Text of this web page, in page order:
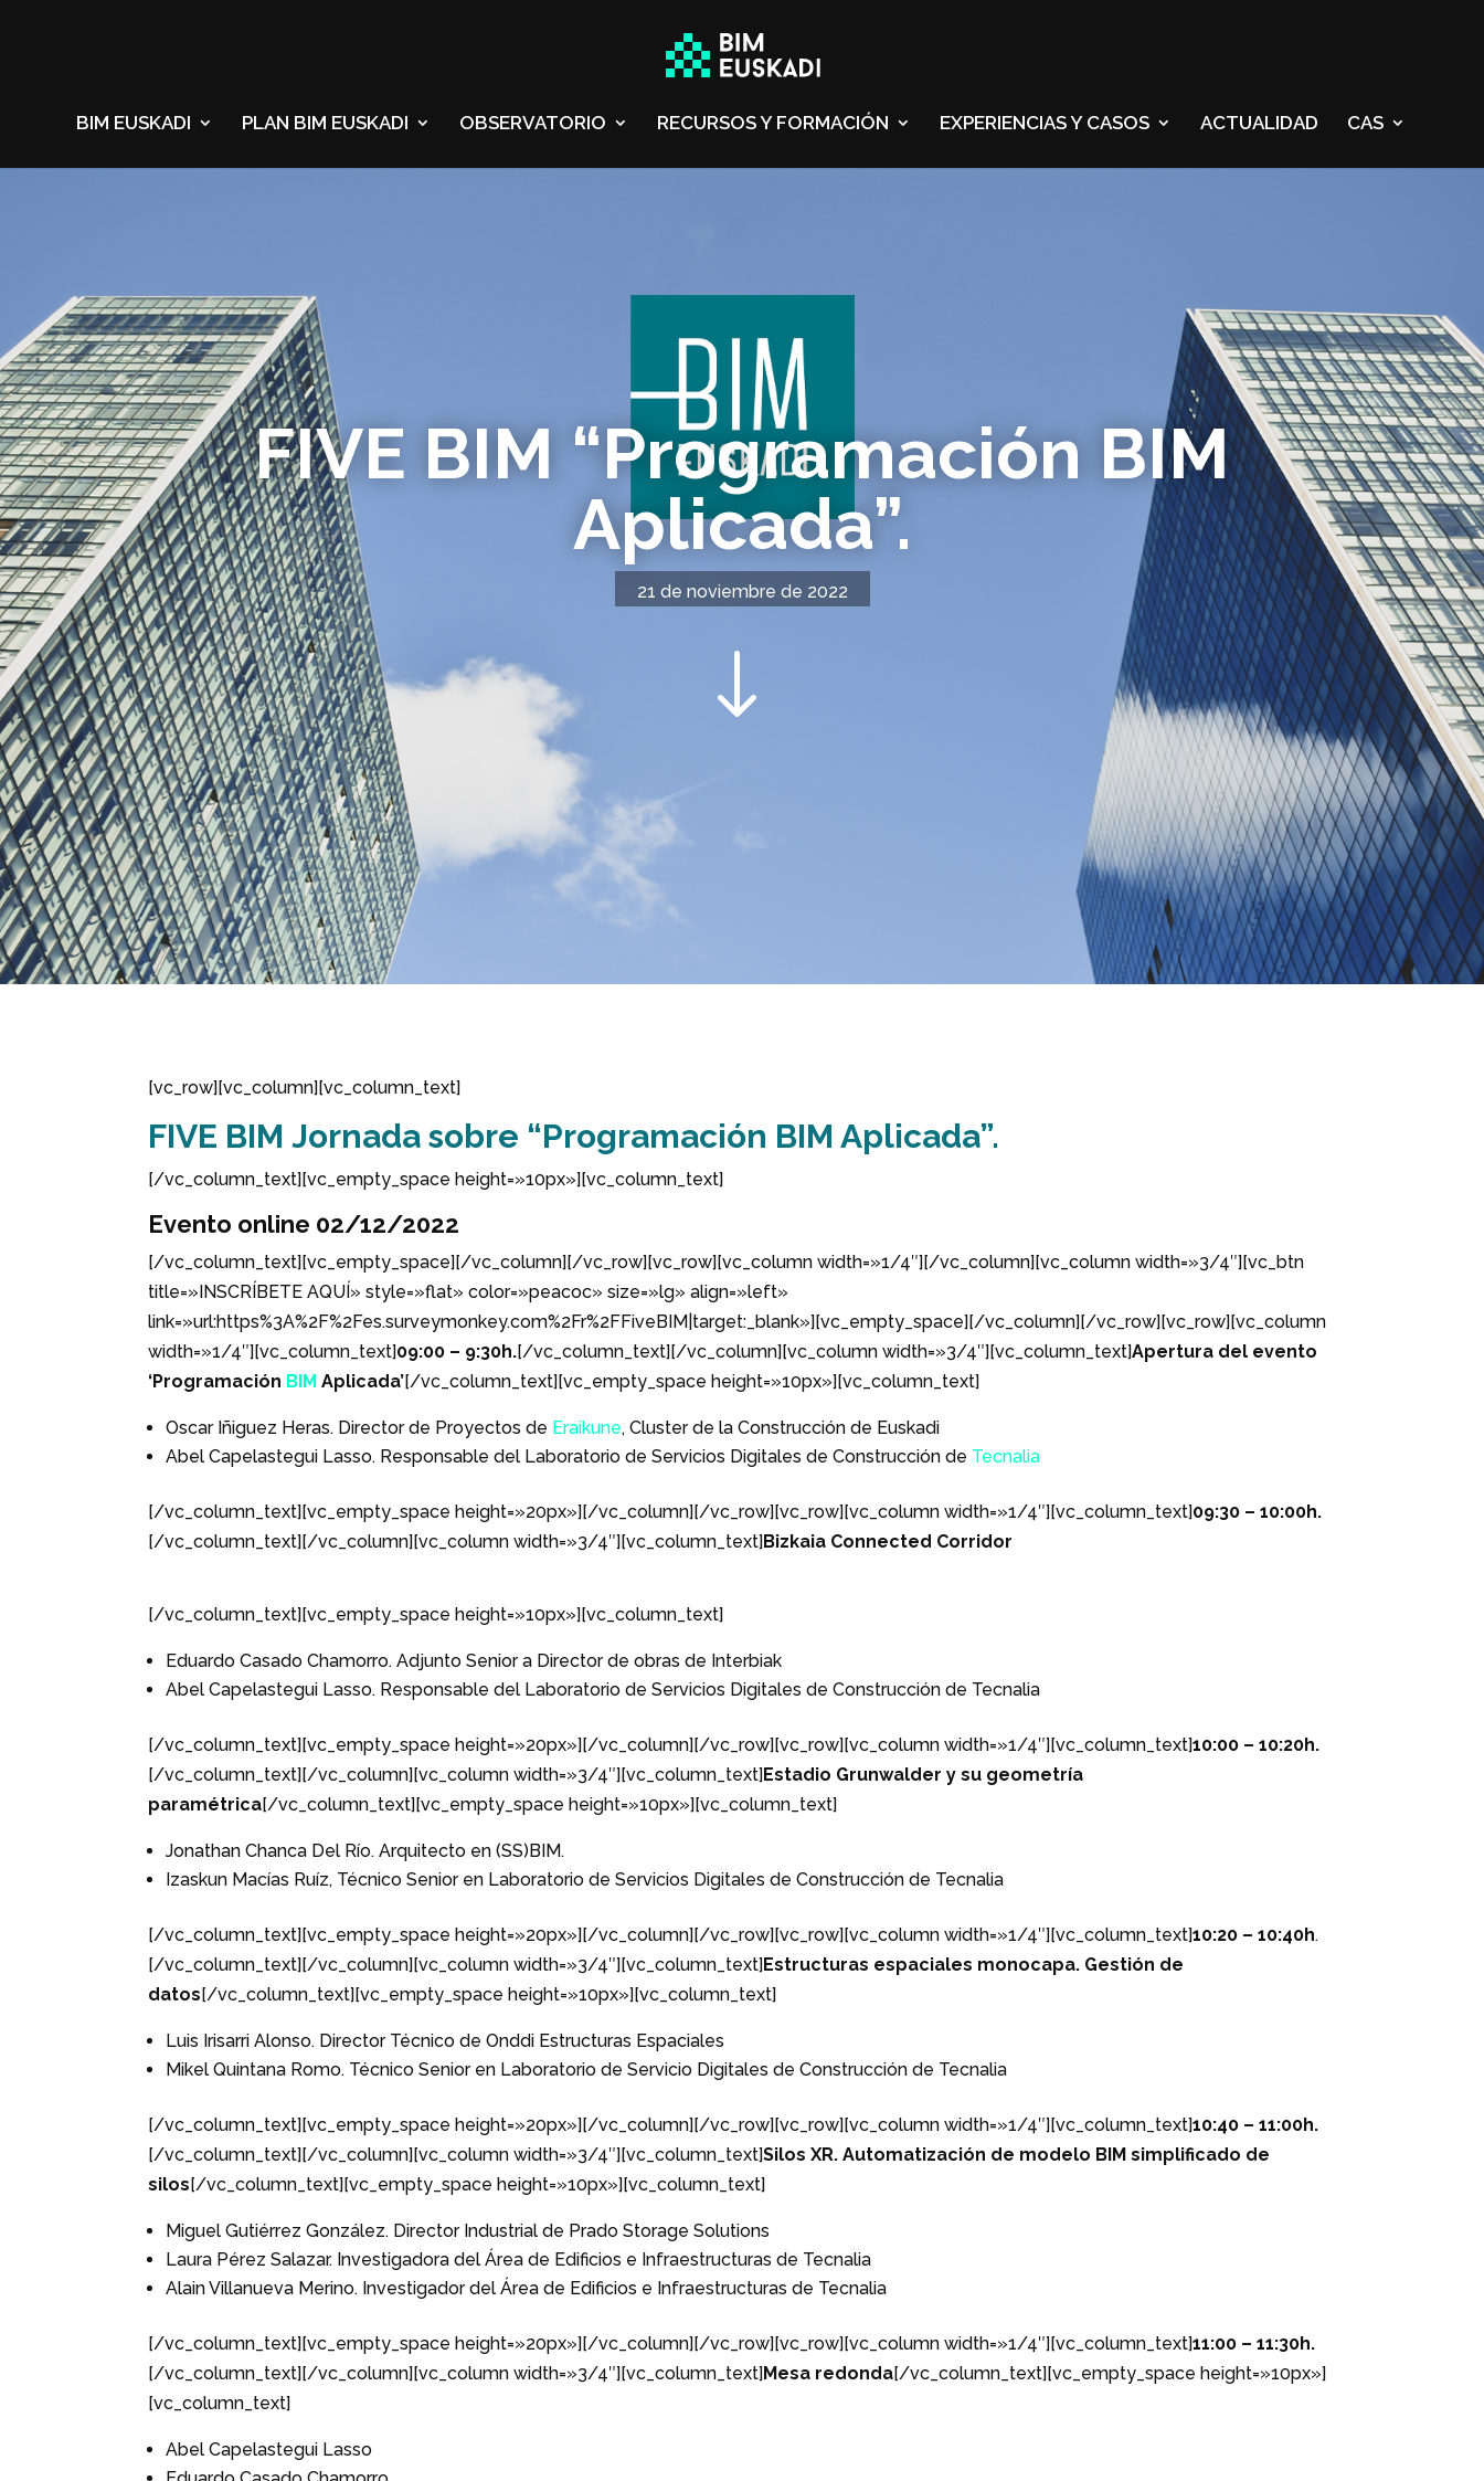
BIM EUSKADI PLAN BIM EUSKADI OBSERVATORIO RECURSOS Y FORMACIÓN EXPERIENCIAS Y CASOS ACTUALIDAD CAS
FIVE BIM “Programación BIM
Aplicada”.
21 de noviembre de 2022
"
[vc_row][vc_column][vc_column_text]
FIVE BIMJornada sobre “Programación BIM Aplicada”.
[/vc_column_text][vc_empty_space height=»10px»][vc_column_text]
Evento online 02/12/2022
[/vc_column_text][vc_empty_space][/vc_column][/vc_row][vc_row][vc_column width=»1/4″][/vc_column][vc_column width=»3/4″][vc_btn
title=»INSCRÍBETE AQUÍ» style=»flat» color=»peacoc» size=»lg» align=»left»
link=»url:https%3A%2F%2Fes.surveymonkey.com%2Fr%2FFiveBIM|target:_blank»][vc_empty_space][/vc_column][/vc_row][vc_row][vc_column
width=»1/4″][vc_column_text]09:00 – 9:30h.[/vc_column_text][/vc_column][vc_column width=»3/4″][vc_column_text]Apertura del evento
‘Programación BIM Aplicada’[/vc_column_text][vc_empty_space height=»10px»][vc_column_text]
Oscar Iñiguez Heras. Director de Proyectos de Eraikune, Cluster de la Construcción de Euskadi
Abel Capelastegui Lasso. Responsable del Laboratorio de Servicios Digitales de Construcción de Tecnalia
[/vc_column_text][vc_empty_space height=»20px»][/vc_column][/vc_row][vc_row][vc_column width=»1/4″][vc_column_text]09:30 – 10:00h.
[/vc_column_text][/vc_column][vc_column width=»3/4″][vc_column_text]Bizkaia Connected Corridor
[/vc_column_text][vc_empty_space height=»10px»][vc_column_text]
Eduardo Casado Chamorro. Adjunto Senior a Director de obras de Interbiak
Abel Capelastegui Lasso. Responsable del Laboratorio de Servicios Digitales de Construcción de Tecnalia
[/vc_column_text][vc_empty_space height=»20px»][/vc_column][/vc_row][vc_row][vc_column width=»1/4″][vc_column_text]10:00 – 10:20h.
[/vc_column_text][/vc_column][vc_column width=»3/4″][vc_column_text]Estadio Grunwalder y su geometría
paramétrica[/vc_column_text][vc_empty_space height=»10px»][vc_column_text]
Jonathan Chanca Del Río. Arquitecto en (SS)BIM.
Izaskun Macías Ruíz, Técnico Senior en Laboratorio de Servicios Digitales de Construcción de Tecnalia
[/vc_column_text][vc_empty_space height=»20px»][/vc_column][/vc_row][vc_row][vc_column width=»1/4″][vc_column_text]10:20 – 10:40h.
[/vc_column_text][/vc_column][vc_column width=»3/4″][vc_column_text]Estructuras espaciales monocapa. Gestión de
datos[/vc_column_text][vc_empty_space height=»10px»][vc_column_text]
Luis Irisarri Alonso. Director Técnico de Onddi Estructuras Espaciales
Mikel Quintana Romo. Técnico Senior en Laboratorio de Servicio Digitales de Construcción de Tecnalia
[/vc_column_text][vc_empty_space height=»20px»][/vc_column][/vc_row][vc_row][vc_column width=»1/4″][vc_column_text]10:40 – 11:00h.
[/vc_column_text][/vc_column][vc_column width=»3/4″][vc_column_text]Silos XR. Automatización de modelo BIM simplificado de
silos[/vc_column_text][vc_empty_space height=»10px»][vc_column_text]
Miguel Gutiérrez González. Director Industrial de Prado Storage Solutions
Laura Pérez Salazar. Investigadora del Área de Edificios e Infraestructuras de Tecnalia
Alain Villanueva Merino. Investigador del Área de Edificios e Infraestructuras de Tecnalia
[/vc_column_text][vc_empty_space height=»20px»][/vc_column][/vc_row][vc_row][vc_column width=»1/4″][vc_column_text]11:00 – 11:30h.
[/vc_column_text][/vc_column][vc_column width=»3/4″][vc_column_text]Mesa redonda[/vc_column_text][vc_empty_space height=»10px»]
[vc_column_text]
Abel Capelastegui Lasso